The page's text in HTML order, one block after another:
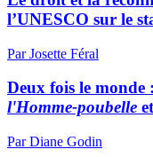
l’UNESCO sur le
Par Josette Féral
Deux fois le monde :
l'Homme-poubelle
Par Diane Godin